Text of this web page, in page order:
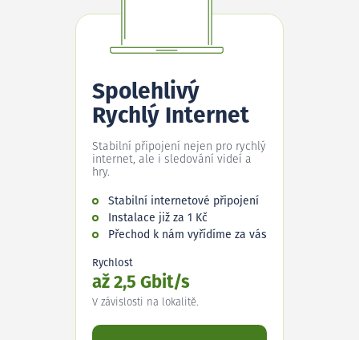
Spolehlivý
Rychlý Internet
Stabilní připojení nejen pro rychlý
internet, ale i sledování videí a
hry.
Stabilní internetové připojení
Instalace již za 1 Kč
Přechod k nám vyřídíme za vás
Rychlost
až 2,5 Gbit/s
V závislosti na lokalitě.